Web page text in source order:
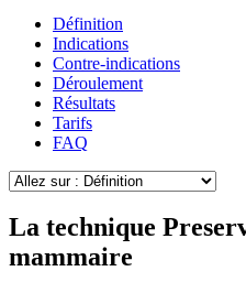
Définition
Indications
Contre‑indications
Déroulement
Résultats
Tarifs
FAQ
La technique
mammaire